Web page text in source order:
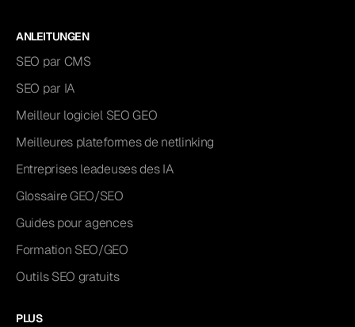
ANLEITUNGEN
SEO par CMS
SEO par IA
Meilleur logiciel SEO GEO
Meilleures plateformes de netlinking
Entreprises leadeuses des IA
Glossaire GEO/SEO
Guides pour agences
Formation SEO/GEO
Outils SEO gratuits
PLUS